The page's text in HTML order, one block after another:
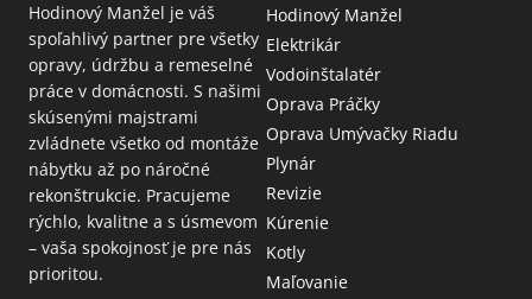
Hodinový Manžel je váš
spoľahlivý partner pre všetky
opravy, údržbu a remeselné
práce v domácnosti. S našimi
skúsenými majstrami
zvládnete všetko od montáže
nábytku až po náročné
rekonštrukcie. Pracujeme
rýchlo, kvalitne a s úsmevom
– vaša spokojnosť je pre nás
prioritou.
Hodinový Manžel
Elektrikár
Vodoinštalatér
Oprava Práčky
Oprava Umývačky Riadu
Plynár
Revizie
Kúrenie
Kotly
Maľovanie